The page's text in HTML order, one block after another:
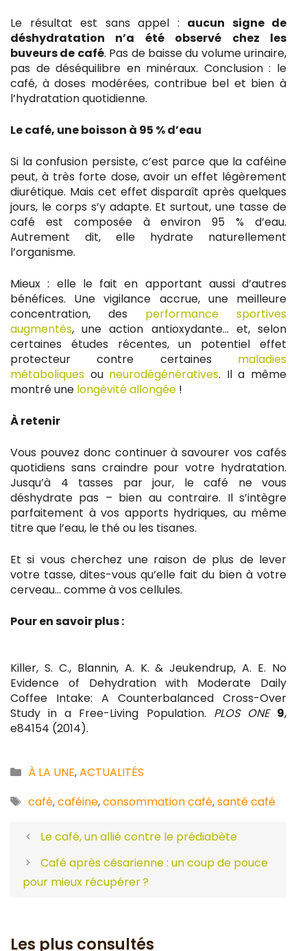
Le résultat est sans appel : aucun signe de
déshydratation n’a été observé chez les
buveurs de café. Pas de baisse du volume urinaire,
pas de déséquilibre en minéraux. Conclusion : le
café, à doses modérées, contribue bel et bien à
l’hydratation quotidienne.
Le café, une boisson à 95 % d’eau
Si la confusion persiste, c’est parce que la caféine
peut, à très forte dose, avoir un effet légèrement
diurétique. Mais cet effet disparaît après quelques
jours, le corps s’y adapte. Et surtout, une tasse de
café est composée à environ 95 % d’eau.
Autrement dit, elle hydrate naturellement
l’organisme.
Mieux : elle le fait en apportant aussi d’autres
bénéfices. Une vigilance accrue, une meilleure
concentration, des performance sportives
augmentés, une action antioxydante… et, selon
certaines études récentes, un potentiel effet
protecteur contre certaines maladies
métaboliques ou neurodégénératives. Il a même
montré une longévité allongée !
À retenir
Vous pouvez donc continuer à savourer vos cafés
quotidiens sans craindre pour votre hydratation.
Jusqu’à 4 tasses par jour, le café ne vous
déshydrate pas – bien au contraire. Il s’intègre
parfaitement à vos apports hydriques, au même
titre que l’eau, le thé ou les tisanes.
Et si vous cherchez une raison de plus de lever
votre tasse, dites-vous qu’elle fait du bien à votre
cerveau… comme à vos cellules.
Pour en savoir plus :
Killer, S. C., Blannin, A. K. & Jeukendrup, A. E. No
Evidence of Dehydration with Moderate Daily
Coffee Intake: A Counterbalanced Cross-Over
Study in a Free-Living Population. PLOS ONE 9,
e84154 (2014).
Catégories
À LA UNE,ACTUALITÉS
Étiquettes
café,caféine,consommation café,santé café
Le café, un allié contre le prédiabète
Café après césarienne : un coup de pouce
pour mieux récupérer ?
Les plus consultés